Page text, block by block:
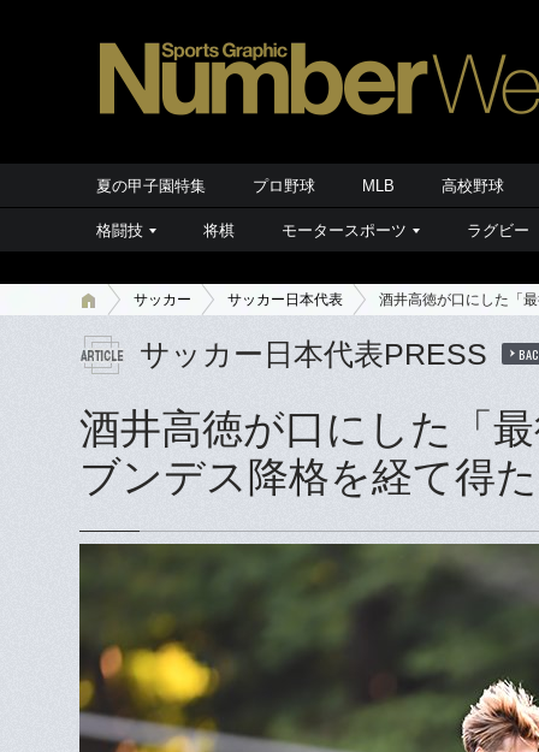
夏の甲子園特集 プロ野球 MLB 高校野球
格闘技 将棋 モータースポーツ ラグビー
サッカー サッカー日本代表 酒井高徳が口にした「
サッカー日本代表PRESS
酒井高徳が口にした「
ブンデス降格を経て得